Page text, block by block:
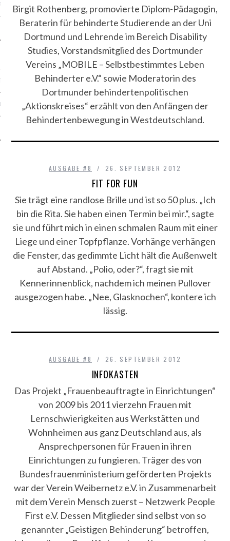
Birgit Rothenberg, promovierte Diplom-Pädagogin,
Beraterin für behinderte Studierende an der Uni
Dortmund und Lehrende im Bereich Disability
Studies, Vorstandsmitglied des Dortmunder
Vereins „MOBILE – Selbstbestimmtes Leben
Behinderter e.V.“ sowie Moderatorin des
Dortmunder behindertenpolitischen
„Aktionskreises“ erzählt von den Anfängen der
Behindertenbewegung in Westdeutschland.
AUSGABE #8 26. SEPTEMBER 2012
FIT FOR FUN
Sie trägt eine randlose Brille und ist so 50 plus. „Ich
bin die Rita. Sie haben einen Termin bei mir.“, sagte
sie und führt mich in einen schmalen Raum mit einer
Liege und einer Topfpflanze. Vorhänge verhängen
die Fenster, das gedimmte Licht hält die Außenwelt
auf Abstand. „Polio, oder?“, fragt sie mit
Kennerinnenblick, nachdem ich meinen Pullover
ausgezogen habe. „Nee, Glasknochen“, kontere ich
lässig.
AUSGABE #8 26. SEPTEMBER 2012
INFOKASTEN
Das Projekt „Frauenbeauftragte in Einrichtungen“
von 2009 bis 2011 vierzehn Frauen mit
Lernschwierigkeiten aus Werkstätten und
Wohnheimen aus ganz Deutschland aus, als
Ansprechpersonen für Frauen in ihren
Einrichtungen zu fungieren. Träger des von
Bundesfrauenministerium geförderten Projekts
war der Verein Weibernetz e.V. in Zusammenarbeit
mit dem Verein Mensch zuerst – Netzwerk People
First e.V. Dessen Mitglieder sind selbst von so
genannter „Geistigen Behinderung“ betroffen,